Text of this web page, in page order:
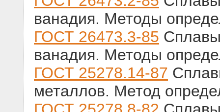
ванадия. Методы
ГОСТ 26473.3-85
ванадия. Методы
ГОСТ 25278.14-87
металлов. Метод